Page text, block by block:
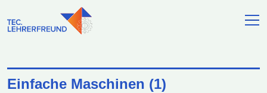
Einfache Maschinen (1)